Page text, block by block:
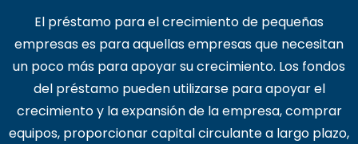
El préstamo para el crecimiento de pequeñas
empresas es para aquellas empresas que necesitan
un poco más para apoyar su crecimiento. Los fondos
del préstamo pueden utilizarse para apoyar el
crecimiento y la expansión de la empresa, comprar
equipos, proporcionar capital circulante a largo plazo,